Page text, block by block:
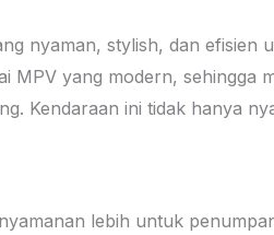
nyaman, stylish, dan efisien
MPV yang modern, sehingga
Kendaraan ini tidak hanya
lebih untuk